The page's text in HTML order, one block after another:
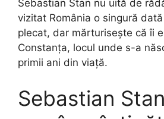
Sebastian Stan nu uită de
vizitat România o singură
plecat, dar mărturisește că îi
Constanța, locul unde s-a
primii ani din viață.
Sebastian